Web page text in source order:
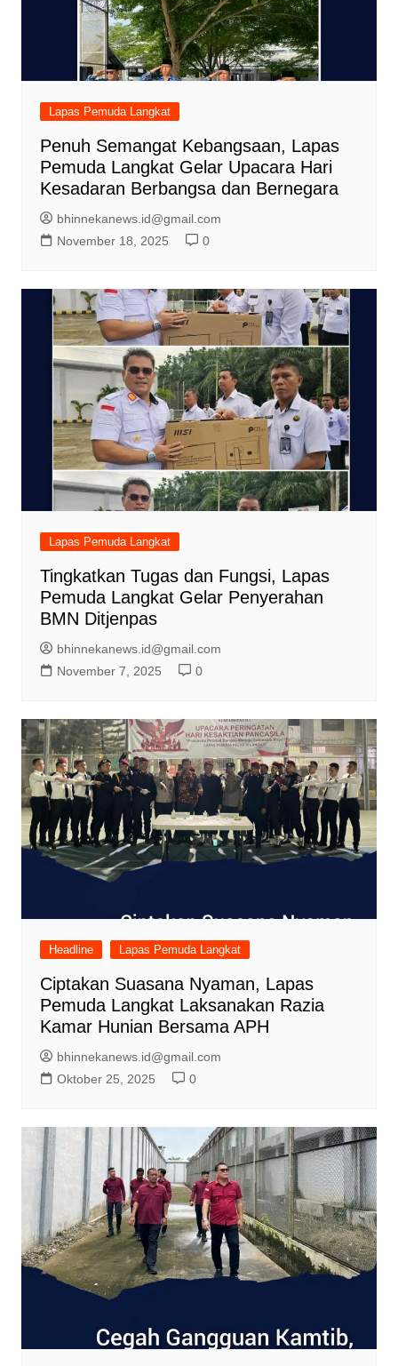
Lapas Pemuda Langkat
Penuh Semangat Kebangsaan, Lapas
Pemuda Langkat Gelar Upacara Hari
Kesadaran Berbangsa dan Bernegara
bhinnekanews.id@gmail.com
November 18, 2025
0
Lapas Pemuda Langkat
Tingkatkan Tugas dan Fungsi, Lapas
Pemuda Langkat Gelar Penyerahan
BMN Ditjenpas
bhinnekanews.id@gmail.com
November 7, 2025
0
Headline Lapas Pemuda Langkat
Ciptakan Suasana Nyaman, Lapas
Pemuda Langkat Laksanakan Razia
Kamar Hunian Bersama APH
bhinnekanews.id@gmail.com
Oktober 25, 2025
0